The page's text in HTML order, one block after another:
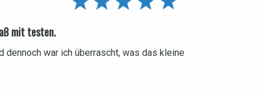
mit testen.
war ich überrascht, was das kleine